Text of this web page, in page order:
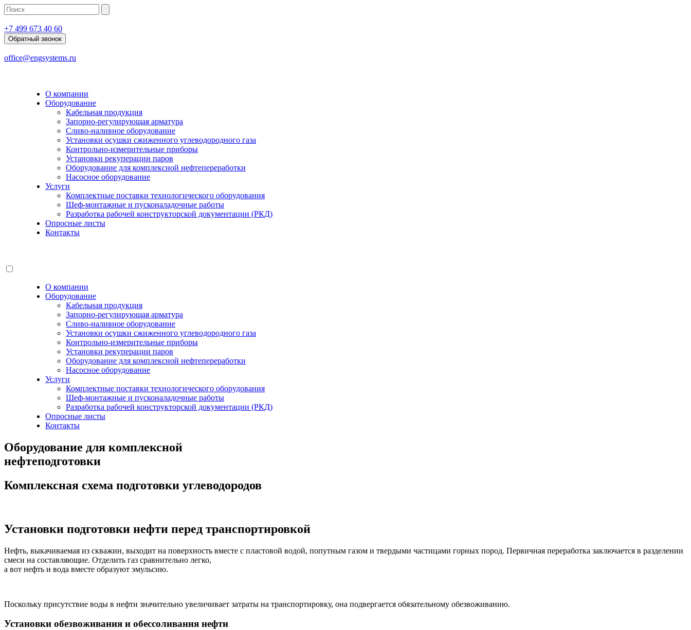
+7 499 673 40 60
Обратный звонок
office@engsystems.ru
О компании
Оборудование
Кабельная продукция
Запорно‑регулирующая арматура
Сливо‑наливное оборудование
Установки осушки сжиженного углеводородного газа
Контрольно‑измерительные приборы
Установки рекуперации паров
Оборудование для комплексной нефтепереработки
Насосное оборудование
Услуги
Комплектные поставки технологического оборудования
Шеф‑монтажные и пусконаладочные работы
Разработка рабочей конструкторской документации (РКД)
Опросные листы
Контакты
О компании
Оборудование
Кабельная продукция
Запорно‑регулирующая арматура
Сливо‑наливное оборудование
Установки осушки сжиженного углеводородного газа
Контрольно‑измерительные приборы
Установки рекуперации паров
Оборудование для комплексной нефтепереработки
Насосное оборудование
Услуги
Комплектные поставки технологического оборудования
Шеф‑монтажные и пусконаладочные работы
Разработка рабочей конструкторской документации (РКД)
Опросные листы
Контакты
Оборудование для комплексной
нефтеподготовки
Комплексная схема подготовки углеводородов
Установки подготовки нефти перед транспортировкой
Нефть, выкачиваемая из скважин, выходит на поверхность вместе с пластовой водой, попутным газом и твердыми частицами горных пород. Первичная переработка заключается в разделении
смеси на составляющие. Отделить газ сравнительно легко,
а вот нефть и вода вместе образуют эмульсию.
Поскольку присутствие воды в нефти значительно увеличивает затраты на транспортировку, она подвергается обязательному обезвоживанию.
Установки обезвоживания и обессоливания нефти